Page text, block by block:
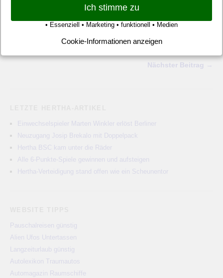
KOMMENTARE SIND GESCHLOSSEN.
Nächster Beitrag →
Einwechselspieler Marten Winkler erlöst Berliner
Neuzugang Josip Brekalo mit Doppelpack
Hertha BSC kam unter die Räder
Alle 6-Punkte-Spiele gewinnen und aufsteigen
Hertha-Verteidigung stand offen wie ein Scheunentor
Pauschalreisen günstig
Alien Ufos Untertassen
Langzeiturlaub günstig
Autolexikon Traumautos
Automagazin Raumschiffe
Ich stimme zu
• Essenziell • Marketing • funktionell • Medien
Cookie-Informationen anzeigen